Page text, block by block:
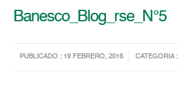
Banesco_Blog_rse_N°5
PUBLICADO : 19 FEBRERO, 2016 CATEGORIA :